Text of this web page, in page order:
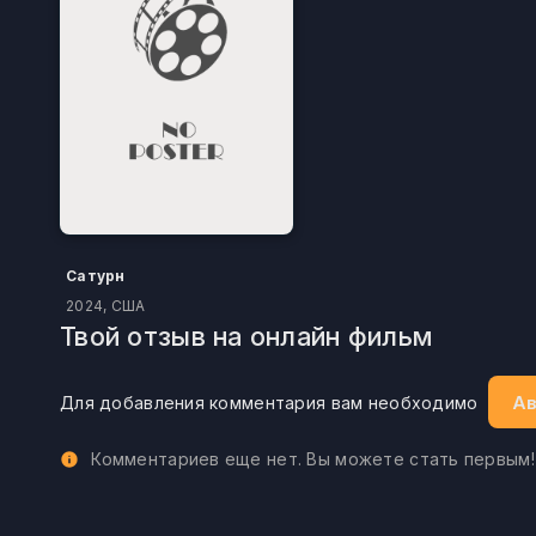
Сатурн
2024, США
Твой отзыв на онлайн фильм
Для добавления комментария вам необходимо
Комментариев еще нет. Вы можете стать первым!